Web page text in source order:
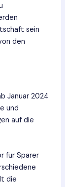
sein
den
Januar 2024
und
auf die
für Sparer
die